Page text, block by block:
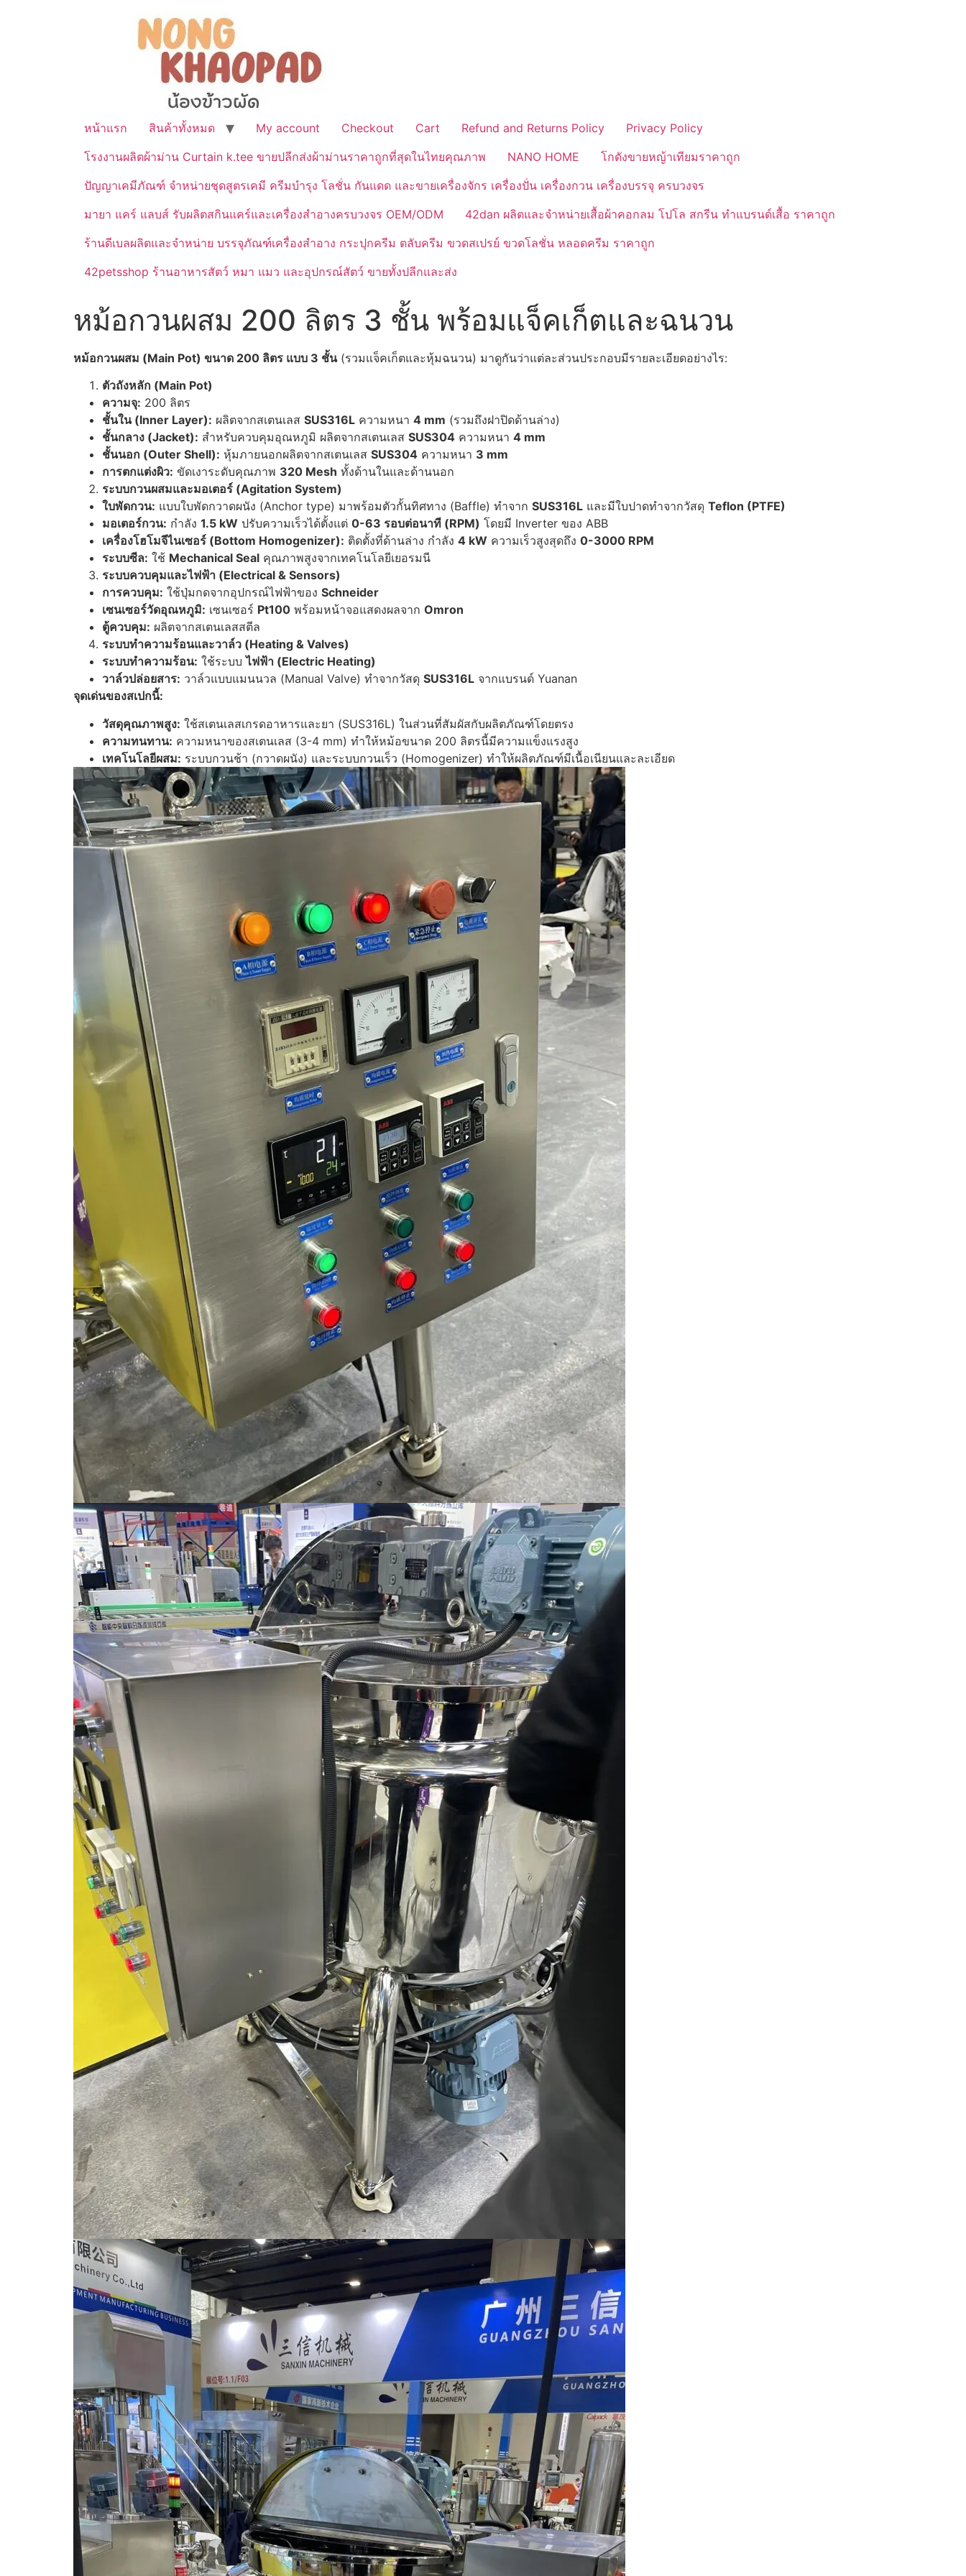
หน้าแรก สินค้าทั้งหมด My account Checkout Cart Refund and Returns Policy
Privacy Policy
โรงงานผลิตผ้าม่าน Curtain k.tee ขายปลีกส่งผ้าม่านราคาถูกที่สุดในไทยคุณภาพ
NANO HOME
โกดังขายหญ้าเทียมราคาถูก
ปัญญาเคมีภัณฑ์ จำหน่ายชุดสูตรเคมี ครีมบำรุง โลชั่น กันแดด และขายเครื่องจักร เครื่องปั่น เครื่องกวน เครื่องบรรจุ ครบวงจร
มายา แคร์ แลบส์ รับผลิตสกินแคร์และเครื่องสำอางครบวงจร OEM/ODM
42dan ผลิตและจำหน่ายเสื้อผ้าคอกลม โปโล สกรีน ทำแบรนด์เสื้อ ราคาถูก
ร้านดีเบลผลิตและจำหน่าย บรรจุภัณฑ์เครื่องสำอาง กระปุกครีม ตลับครีม ขวดสเปรย์ ขวดโลชั่น หลอดครีม ราคาถูก
42petsshop ร้านอาหารสัตว์ หมา แมว และอุปกรณ์สัตว์ ขายทั้งปลีกและส่ง
หม้อกวนผสม 200 ลิตร 3 ชั้น พร้อมแจ็คเก็ตและฉนวน
หม้อกวนผสม (Main Pot) ขนาด 200 ลิตร แบบ 3 ชั้น(รวมแจ็คเก็ตและหุ้มฉนวน) มาดูกันว่าแต่ละส่วนประกอบมีรายละเอียดอย่างไร:
ตัวถังหลัก (Main Pot)
ความจุ: 200 ลิตร
ชั้นใน (Inner Layer): ผลิตจากสเตนเลส SUS316L ความหนา 4 mm (รวมถึงฝาปิดด้านล่าง)
ชั้นกลาง (Jacket): สำหรับควบคุมอุณหภูมิ ผลิตจากสเตนเลส SUS304 ความหนา 4 mm
ชั้นนอก (Outer Shell): หุ้มภายนอกผลิตจากสเตนเลส SUS304 ความหนา 3 mm
การตกแต่งผิว: ขัดเงาระดับคุณภาพ 320 Mesh ทั้งด้านในและด้านนอก
ระบบกวนผสมและมอเตอร์ (Agitation System)
ใบพัดกวน: แบบใบพัดกวาดผนัง (Anchor type) มาพร้อมตัวกั้นทิศทาง (Baffle) ทำจาก SUS316L และมีใบปาดทำจากวัสดุ Teflon (PTFE)
มอเตอร์กวน: กำลัง 1.5 kW ปรับความเร็วได้ตั้งแต่ 0-63 รอบต่อนาที (RPM) โดยมี Inverter ของ ABB
เครื่องโฮโมจีไนเซอร์ (Bottom Homogenizer): ติดตั้งที่ด้านล่าง กำลัง 4 kW ความเร็วสูงสุดถึง 0-3000 RPM
ระบบซีล: ใช้ Mechanical Seal คุณภาพสูงจากเทคโนโลยีเยอรมนี
ระบบควบคุมและไฟฟ้า (Electrical & Sensors)
การควบคุม: ใช้ปุ่มกดจากอุปกรณ์ไฟฟ้าของ Schneider
เซนเซอร์วัดอุณหภูมิ: เซนเซอร์ Pt100 พร้อมหน้าจอแสดงผลจาก Omron
ตู้ควบคุม: ผลิตจากสเตนเลสสตีล
ระบบทำความร้อนและวาล์ว (Heating & Valves)
ระบบทำความร้อน: ใช้ระบบไฟฟ้า (Electric Heating)
วาล์วปล่อยสาร: วาล์วแบบแมนนวล (Manual Valve) ทำจากวัสดุ SUS316L จากแบรนด์ Yuanan
จุดเด่นของสเปกนี้:
วัสดุคุณภาพสูง: ใช้สเตนเลสเกรดอาหารและยา (SUS316L) ในส่วนที่สัมผัสกับผลิตภัณฑ์โดยตรง
ความทนทาน: ความหนาของสเตนเลส (3-4 mm) ทำให้หม้อขนาด 200 ลิตรนี้มีความแข็งแรงสูง
เทคโนโลยีผสม: ระบบกวนช้า (กวาดผนัง) และระบบกวนเร็ว (Homogenizer) ทำให้ผลิตภัณฑ์มีเนื้อเนียนและละเอียด